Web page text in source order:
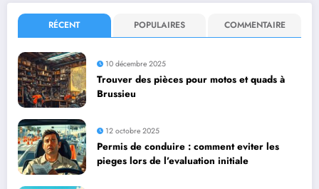
RÉCENT POPULAIRES COMMENTAIRE
10 décembre 2025
Trouver des pièces pour motos et quads à
Brussieu
12 octobre 2025
Permis de conduire : comment eviter les
pieges lors de l’evaluation initiale